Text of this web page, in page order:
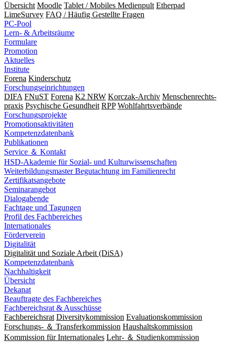
Übersicht Moodle Tablet / Mobiles Medienpult Etherpad
LimeSurvey FAQ / Häufig Gestellte Fragen
PC-Pool
Lern- & Arbeitsräume
Formulare
Promotion
Aktuelles
Institute
Forena Kinderschutz
Forschungseinrichtungen
DIFA FNuST Forena K2 NRW Korczak-Archiv Men­schen­rechts­
praxis Psy­chische Gesund­heit RPP Wohlfahrts­verbände
Forschungsprojekte
Promotionsaktivitäten
Kompetenzdatenbank
Publikationen
Service ＆ Kontakt
HSD-Akademie für Sozial- und Kulturwissenschaften
Weiterbildungsmaster Begutachtung im Familienrecht
Zertifikatsangebote
Seminarangebot
Dialogabende
Fachtage und Tagungen
Profil des Fachbereiches
Internationales
Förderverein
Digitalität
Digitalität und Soziale Arbeit (DiSA)
Kompetenzdatenbank
Nachhaltigkeit
Übersicht
Dekanat
Beauftragte des Fachbereiches
Fachbereichsrat & Ausschüsse
Fachbereichsrat Diversitykommission Evaluationskommission
Forschungs- ＆ Transferkommission Haushaltskommission
Kommission für Internationales Lehr- ＆ Studienkommission